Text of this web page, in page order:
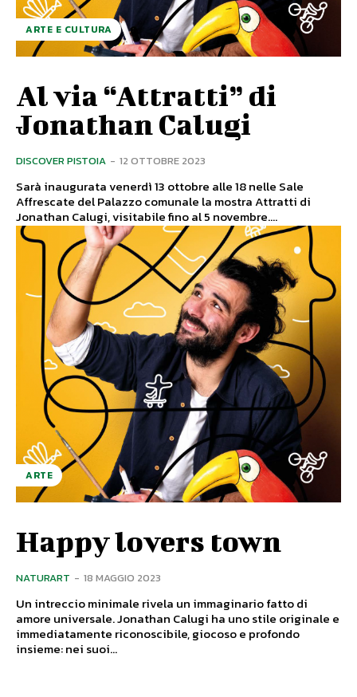
ARTE E CULTURA
Al via “Attratti” di
Jonathan Calugi
DISCOVER PISTOIA - 12 OTTOBRE 2023
Sarà inaugurata venerdì 13 ottobre alle 18 nelle Sale
Affrescate del Palazzo comunale la mostra Attratti di
Jonathan Calugi, visitabile fino al 5 novembre....
ARTE
Happy lovers town
NATURART - 18 MAGGIO 2023
Un intreccio minimale rivela un immaginario fatto di
amore universale. Jonathan Calugi ha uno stile originale e
immediatamente riconoscibile, giocoso e profondo
insieme: nei suoi...